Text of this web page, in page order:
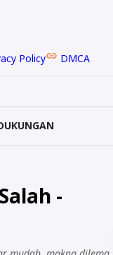
Policy DMCA
-